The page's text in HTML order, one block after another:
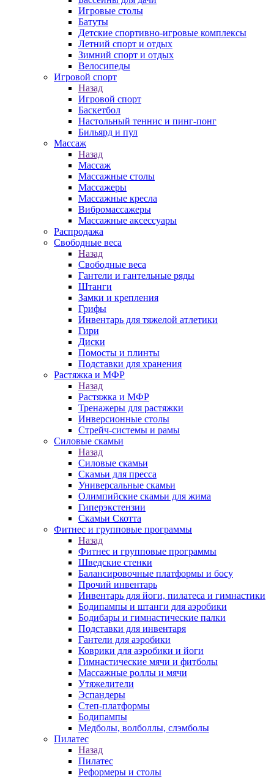
Игровые столы
Батуты
Детские спортивно-игровые комплексы
Летний спорт и отдых
Зимний спорт и отдых
Велосипеды
Игровой спорт
Назад
Игровой спорт
Баскетбол
Настольный теннис и пинг-понг
Бильярд и пул
Массаж
Назад
Массаж
Массажные столы
Массажеры
Массажные кресла
Вибромассажеры
Массажные аксессуары
Распродажа
Свободные веса
Назад
Свободные веса
Гантели и гантельные ряды
Штанги
Замки и крепления
Грифы
Инвентарь для тяжелой атлетики
Гири
Диски
Помосты и плинты
Подставки для хранения
Растяжка и МФР
Назад
Растяжка и МФР
Тренажеры для растяжки
Инверсионные столы
Стрейч-системы и рамы
Силовые скамьи
Назад
Силовые скамьи
Скамьи для пресса
Универсальные скамьи
Олимпийские скамьи для жима
Гиперэкстензии
Скамьи Скотта
Фитнес и групповые программы
Назад
Фитнес и групповые программы
Шведские стенки
Балансировочные платформы и босу
Прочий инвентарь
Инвентарь для йоги, пилатеса и гимнастики
Бодипампы и штанги для аэробики
Бодибары и гимнастические палки
Подставки для инвентаря
Гантели для аэробики
Коврики для аэробики и йоги
Гимнастические мячи и фитболы
Массажные роллы и мячи
Утяжелители
Эспандеры
Степ-платформы
Бодипампы
Медболы, волболлы, слэмболы
Пилатес
Назад
Пилатес
Реформеры и столы